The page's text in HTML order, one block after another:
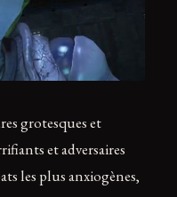
grotesques et
et adversaires
les plus anxiogènes,